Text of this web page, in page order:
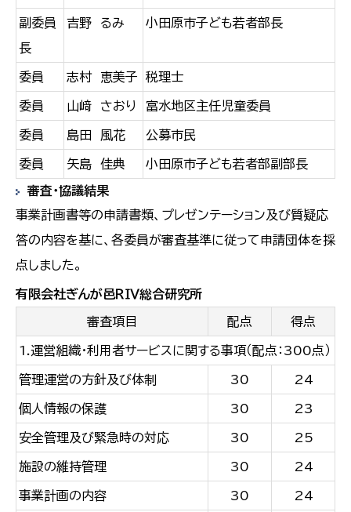
副委員
長
吉野 るみ 小田原市子ども若者部長
委員 志村 恵美子 税理士
委員 山﨑 さおり 富水地区主任児童委員
委員 島田 風花 公募市民
委員 矢島 佳典 小田原市子ども若者部副部長
審査・協議結果
事業計画書等の申請書類、プレゼンテーション及び質疑応
答の内容を基に、各委員が審査基準に従って申請団体を採
点しました。
有限会社ぎんが邑ＲＩＶ総合研究所
審査項目 配点 得点
1.運営組織・利用者サービスに関する事項（配点：300点）
管理運営の方針及び体制 30 24
個人情報の保護 30 23
安全管理及び緊急時の対応 30 25
施設の維持管理 30 24
事業計画の内容 30 24